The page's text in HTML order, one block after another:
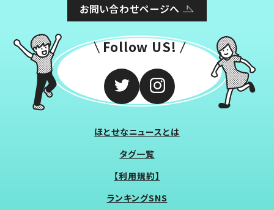
お問い合わせページへ
Follow US!
ほとせなニュースとは
タグ一覧
【利用規約】
ランキングSNS